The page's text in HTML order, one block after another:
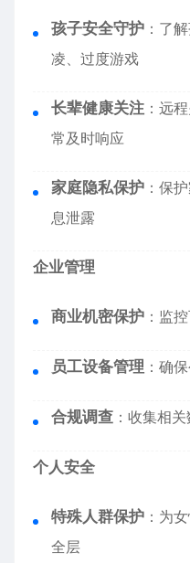
孩子安全守护 ：了
凌、过度游戏
长辈健康关注 ：远
常及时响应
家庭隐私保护 ：保
息泄露
企业管理
商业机密保护 ：监
员工设备管理 ：确
合规调查 ：收集相
个人安全
特殊人群保护 ：为
全层